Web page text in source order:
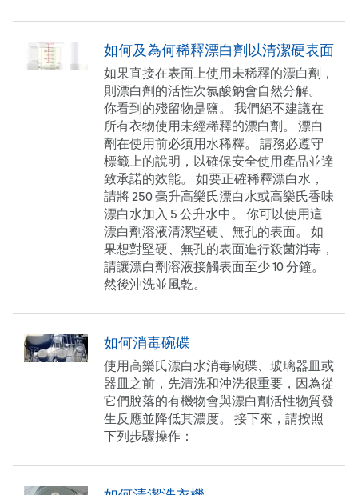
如何及為何稀釋漂白劑以清潔硬表面
如果直接在表面上使用未稀釋的漂白劑，
則漂白劑的活性次氯酸鈉會自然分解。
你看到的殘留物是鹽。 我們絕不建議在
所有衣物使用未經稀釋的漂白劑。 漂白
劑在使用前必須用水稀釋。 請務必遵守
標籤上的說明，以確保安全使用產品並達
致承諾的效能。 如要正確稀釋漂白水，
請將 250 毫升高樂氏漂白水或高樂氏香味
漂白水加入 5 公升水中。 你可以使用這
漂白劑溶液清潔堅硬、無孔的表面。 如
果想對堅硬、無孔的表面進行殺菌消毒，
請讓漂白劑溶液接觸表面至少 10 分鐘。
然後沖洗並風乾。
如何消毒碗碟
使用高樂氏漂白水消毒碗碟、玻璃器皿或
器皿之前，先清洗和沖洗很重要，因為從
它們脫落的有機物會與漂白劑活性物質發
生反應並降低其濃度。 接下來，請按照
下列步驟操作：